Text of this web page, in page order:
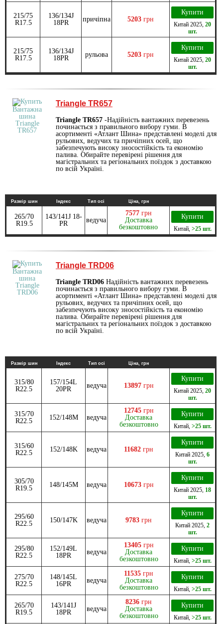
215/75
R17.5
136/134J
18PR
причіпна 5203 грн
Купити
Китай 2025 20
шт.
215/75
R17.5
136/134J
18PR
рульова 5203 грн
Купити
Китай 2025 20
шт.
Triangle TR657
Triangle TR657 -Надійність вантажних перевезень
починається з правильного вибору гуми. В
асортименті «Атлант Шина» представлені моделі для
рульових, ведучих та причіпних осей, що
забезпечують високу зносостійкість та економію
палива. Обирайте перевірені рішення для
магістральних та регіональних поїздок з доставкою
по всій Україні.
Размір шин Індекс Тип осі Ціна, грн
265/70
R19.5
143/141J 18-
PR
ведуча
7577 грн
Доставка
безкоштовно
Купити
Китай, >25 шт.
Triangle TRD06
Triangle TRD06 Надійність вантажних перевезень
починається з правильного вибору гуми. В
асортименті «Атлант Шина» представлені моделі для
рульових, ведучих та причіпних осей, що
забезпечують високу зносостійкість та економію
палива. Обирайте перевірені рішення для
магістральних та регіональних поїздок з доставкою
по всій Україні.
Размір шин Індекс Тип осі Ціна, грн
315/80
R22.5
157/154L
20PR
ведуча 13897 грн
Купити
Китай 2025 20
шт.
315/70
R22.5
152/148M ведуча
12745 грн
Доставка
безкоштовно
Купити
Китай, >25 шт.
315/60
R22.5
152/148K ведуча 11682 грн
Купити
Китай 2025 6
шт.
305/70
R19.5
148/145M ведуча 10673 грн
Купити
Китай 2025 18
шт.
295/60
R22.5
150/147K ведуча 9783 грн
Купити
Китай 2025 2
шт.
295/80
R22.5
152/149L
18PR
ведуча
13405 грн
Доставка
безкоштовно
Купити
Китай, >25 шт.
275/70
R22.5
148/145L
16PR
ведуча
11535 грн
Доставка
безкоштовно
Купити
Китай, >25 шт.
265/70
R19.5
143/141J
18PR
ведуча
8236 грн
Доставка
безкоштовно
Купити
Китай, >25 шт.